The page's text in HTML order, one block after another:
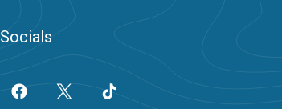
Socials